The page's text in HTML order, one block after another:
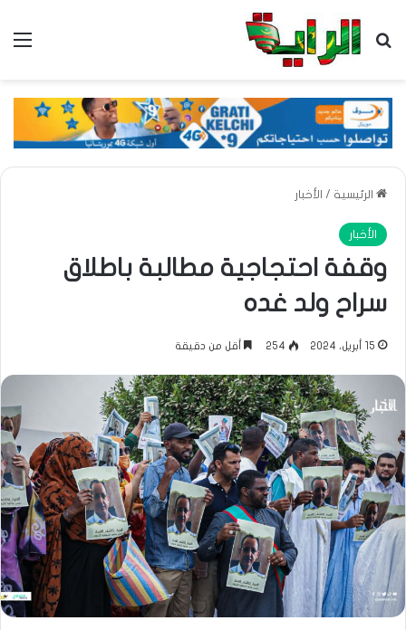
بحث عن
الرئيسية / الأخبار
الأخبار
وقفة احتجاجية مطالبة باطلاق
سراح ولد غده
15 أبريل، 2024 254 أقل من دقيقة